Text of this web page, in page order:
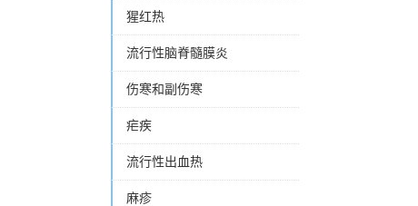
猩红热
流行性脑脊髓膜炎
伤寒和副伤寒
疟疾
流行性出血热
麻疹